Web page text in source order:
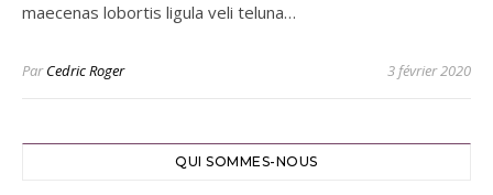
maecenas lobortis ligula veli teluna…
ParCedric Roger 3 février 2020
QUI SOMMES-NOUS